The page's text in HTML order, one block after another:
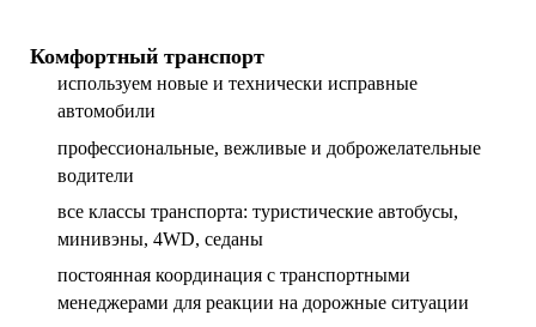
Комфортный транспорт
используем новые и технически исправные
автомобили
профессиональные, вежливые и доброжелательные
водители
все классы транспорта: туристические автобусы,
минивэны, 4WD, седаны
постоянная координация с транспортными
менеджерами для реакции на дорожные ситуации